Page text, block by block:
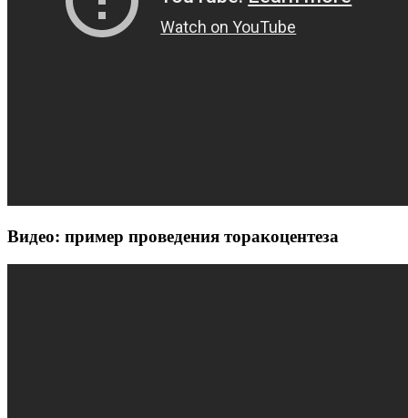
Видео: пример проведения торакоцентеза